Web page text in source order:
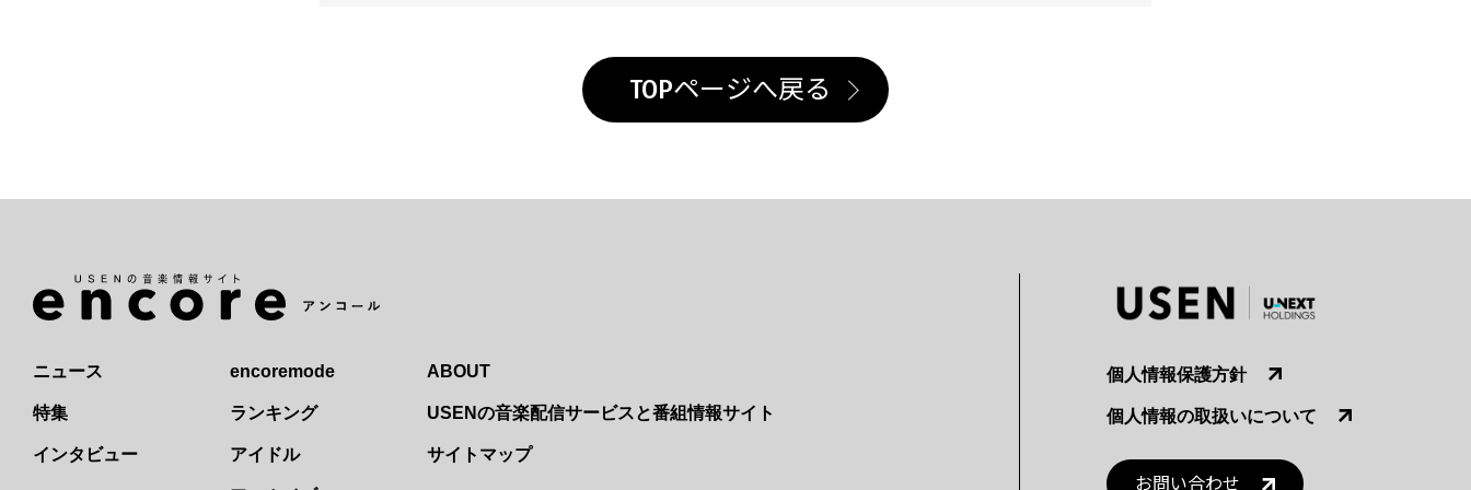
TOPページへ戻る
ニュース
特集
インタビュー
encoremode
ランキング
アイドル
ABOUT
USENの音楽配信サービスと番組情報サイト
サイトマップ
個人情報保護方針
個人情報の取扱いについて
お問い合わせ